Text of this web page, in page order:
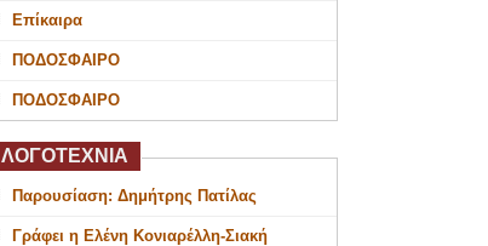
Επίκαιρα
ΠΟΔΟΣΦΑΙΡΟ
ΠΟΔΟΣΦΑΙΡΟ
ΛΟΓΟΤΕΧΝΙΑ
Παρουσίαση: Δημήτρης Πατίλας
Γράφει η Ελένη Κονιαρέλλη-Σιακή